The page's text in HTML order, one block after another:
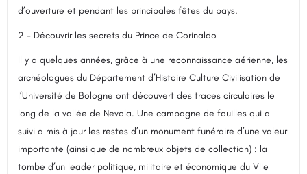
d’ouverture et pendant les principales fêtes du pays.
2 - Découvrir les secrets du Prince de Corinaldo
Il y a quelques années, grâce à une reconnaissance aérienne, les
archéologues du Département d’Histoire Culture Civilisation de
l’Université de Bologne ont découvert des traces circulaires le
long de la vallée de Nevola. Une campagne de fouilles qui a
suivi a mis à jour les restes d’un monument funéraire d’une valeur
importante (ainsi que de nombreux objets de collection) : la
tombe d’un leader politique, militaire et économique du VIIe